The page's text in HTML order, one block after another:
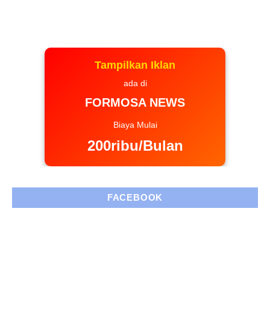
Tampilkan Iklan
ada di
FORMOSA NEWS
Biaya Mulai
200ribu/Bulan
FACEBOOK